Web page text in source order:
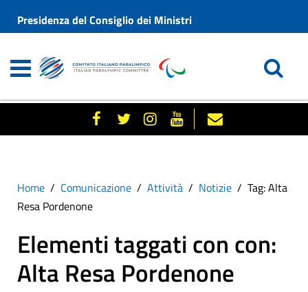
Presidenza del Consiglio dei Ministri
Home Comunicazione Attività Notizie
Tag: Alta
Resa Pordenone
Elementi taggati con con:
Alta Resa Pordenone